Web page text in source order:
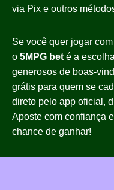
via Pix e outros
Se você quer jogar
o 5MPG bet é a
generosos de boas-
grátis para quem se
direto pelo app oficial,
Aposte com confiança
chance de ganhar!